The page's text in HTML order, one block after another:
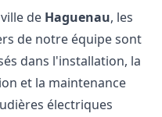
de Haguenau, les
de notre équipe sont
dans l'installation, la
et la maintenance
électriques